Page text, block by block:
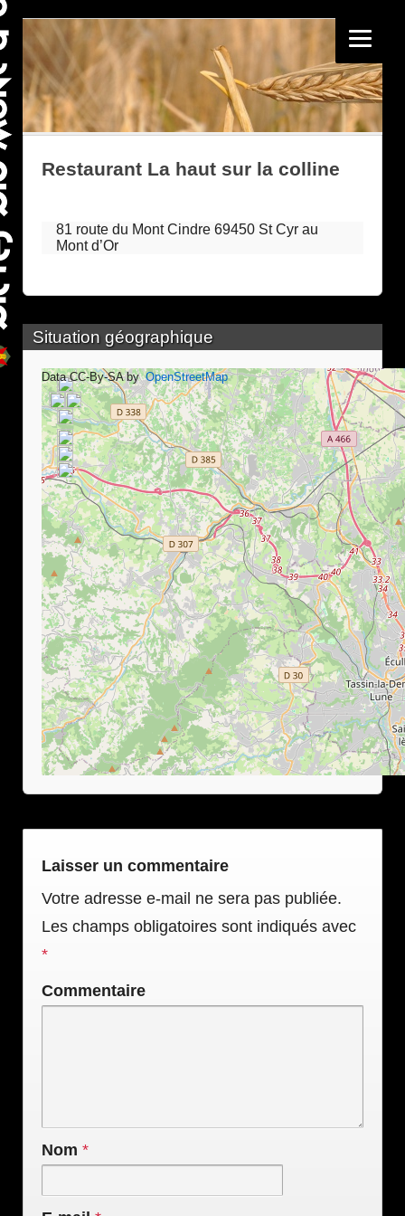
Restaurant La haut sur la colline
81 route du Mont Cindre 69450 St Cyr au
Mont d’Or
Situation géographique
Data CC-By-SA by OpenStreetMap
Laisser un commentaire
Votre adresse e-mail ne sera pas publiée.
Les champs obligatoires sont indiqués avec
*
Commentaire
Nom *